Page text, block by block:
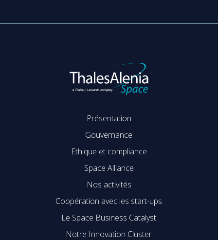
Présentation
Gouvernance
Ethique et compliance
Space Alliance
Nos activités
Coopération avec les start-ups
Le Space Business Catalyst
Notre Innovation Cluster